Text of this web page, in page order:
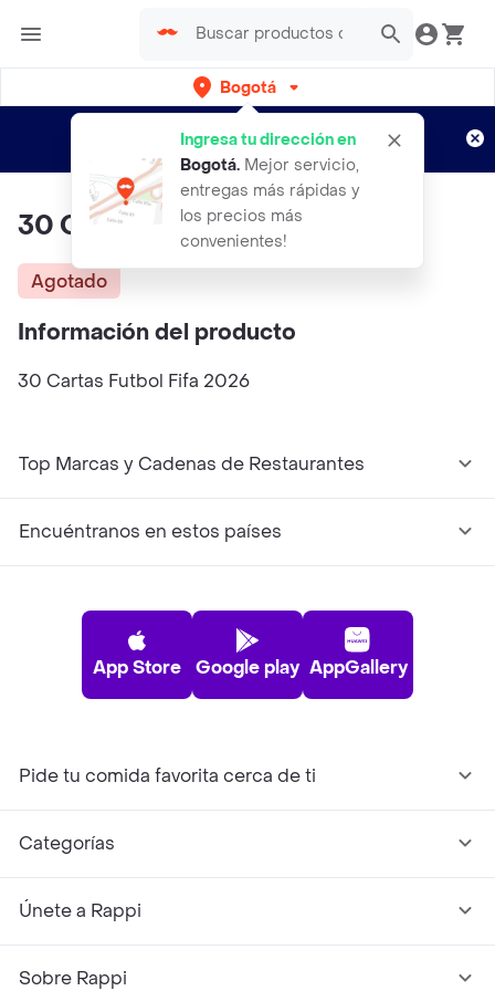
Bogotá
Ingresa tu dirección en
Bogotá. Mejor servicio,
entregas más rápidas y
los precios más
convenientes!
envíos gratis por semanas
Aplican TyC
30 Cartas Futbol Fifa 2026
Agotado
Información del producto
30 Cartas Futbol Fifa 2026
Top Marcas y Cadenas de Restaurantes
Encuéntranos en estos países
App Store Google play AppGallery
Pide tu comida favorita cerca de ti
Categorías
Únete a Rappi
Sobre Rappi